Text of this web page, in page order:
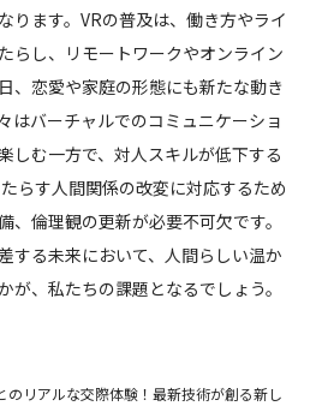
ります。VRの普及は、働き方やライ
らし、リモートワークやオンライン
、恋愛や家庭の形態にも新たな動き
はバーチャルでのコミュニケーショ
しむ一方で、対人スキルが低下する
らす人間関係の改変に対応するため
、倫理観の更新が必要不可欠です。
する未来において、人間らしい温か
が、私たちの課題となるでしょう。
のリアルな交際体験！最新技術が創る新し